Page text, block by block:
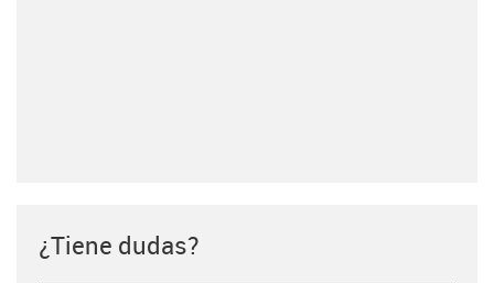
¿Tiene dudas?